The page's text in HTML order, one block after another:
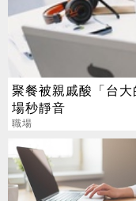
聚餐被親戚酸「台
場秒靜音
職場